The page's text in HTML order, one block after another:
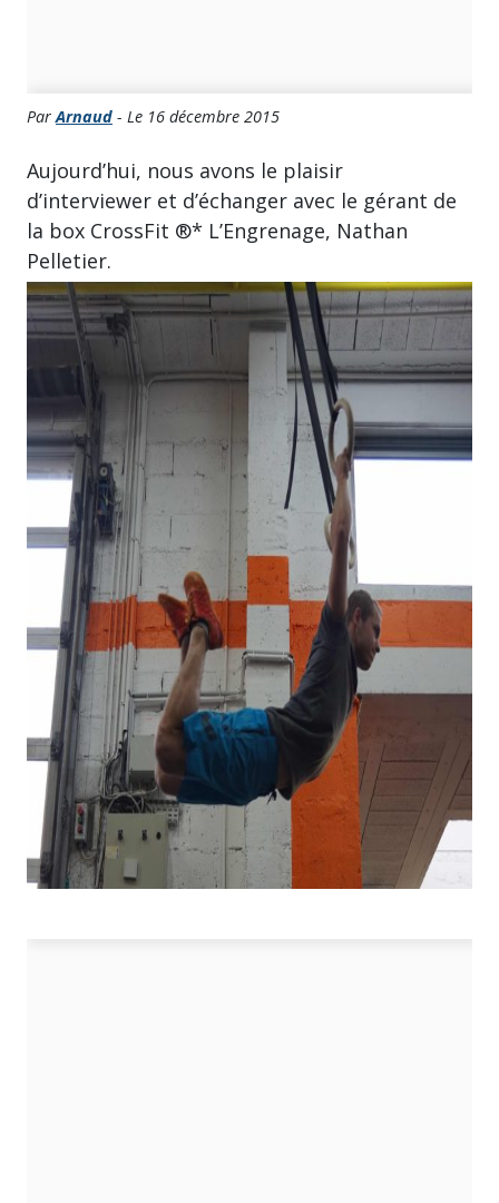
ParArnaud - Le 16 décembre 2015
Aujourd’hui, nous avons le plaisir
d’interviewer et d’échanger avec le gérant de
la box CrossFit ®* L’Engrenage, Nathan
Pelletier.